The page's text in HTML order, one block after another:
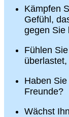
Kämpfen
Gefühl,
gegen Sie
Fühlen
Haben
Freunde?
Wächst